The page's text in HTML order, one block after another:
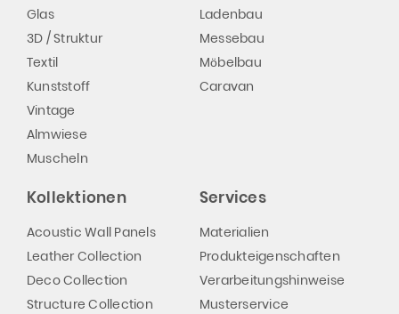
Glas
3D / Struktur
Textil
Kunststoff
Vintage
Almwiese
Muscheln
Ladenbau
Messebau
Möbelbau
Caravan
Kollektionen
Acoustic Wall Panels
Leather Collection
Deco Collection
Structure Collection
Services
Materialien
Produkteigenschaften
Verarbeitungshinweise
Musterservice